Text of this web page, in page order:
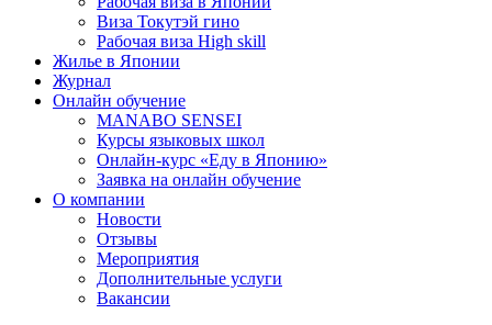
Виза Токутэй гино
Рабочая виза High skill
Жилье в Японии
Журнал
Онлайн обучение
MANABO SENSEI
Курсы языковых школ
Онлайн-курс «Еду в Японию»
Заявка на онлайн обучение
О компании
Новости
Отзывы
Мероприятия
Дополнительные услуги
Вакансии